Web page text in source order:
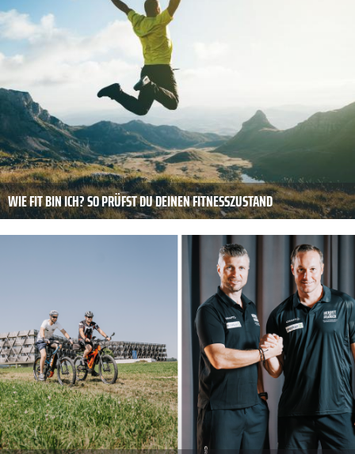
WIE FIT BIN ICH? SO PRÜFST DU DEINEN FITNESSZUSTAND